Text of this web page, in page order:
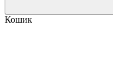
Кошик